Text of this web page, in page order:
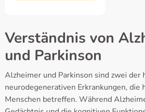
Verständnis von
und Parkinson
Alzheimer und Parkinson sind zwei der
neurodegenerativen Erkrankungen, die
Menschen betreffen. Während